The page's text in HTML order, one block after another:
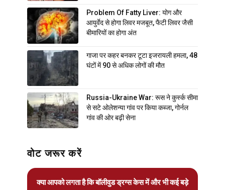
Problem Of Fatty Liver: योग और
आयुर्वेद से होगा लिवर मजबूत, फैटी लिवर जैसी
बीमारियों का होगा अंत
गाजा पर कहर बनकर टूटा इजरायली हमला, 48
घंटों में 90 से अधिक लोगों की मौत
Russia-Ukraine War: रूस ने कुर्स्क सीमा
से सटे ओलेशन्या गांव पर किया कब्जा, गोर्नल
गांव की ओर बढ़ी सेना
वोट जरूर करें
क्या आपको लगता है कि बॉलीवुड ड्रग्स केस में और भी कई बड़े